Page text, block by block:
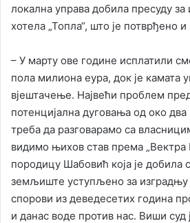
локална управа добила пресуду
хотела „Топла“, што је потврђено
– У марту ове године исплатили
пола милиона еура, док је камата
вјештачење. Највећи проблем
потенцијална дуговања од око два
треба да разговарамо са
видимо њихов став према „Вектра
породицу Шабовић која је добила
земљиште уступљено за изградњу
спорови из деведесетих година
и данас воде против нас. Виши суд